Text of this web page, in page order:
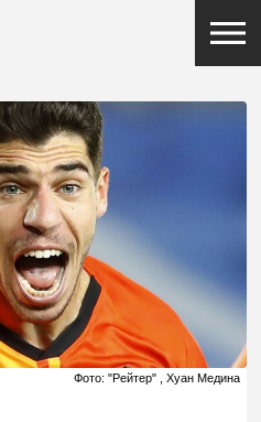
Фото: "Рейтер" , Хуан Медина